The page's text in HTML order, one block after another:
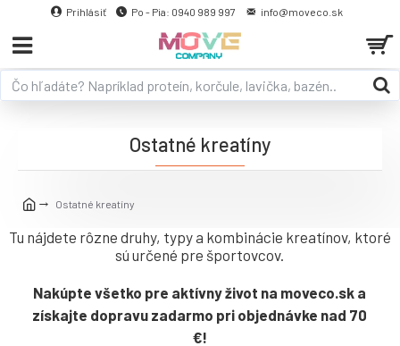
Prihlásiť Po - Pia: 0940 989 997 info@moveco.sk
Ostatné kreatíny
Ostatné kreatíny
Tu nájdete rôzne druhy, typy a kombinácie kreatínov, ktoré
sú určené pre športovcov.
Nakúpte všetko pre aktívny život na moveco.sk a
získajte dopravu zadarmo pri objednávke nad 70
€!